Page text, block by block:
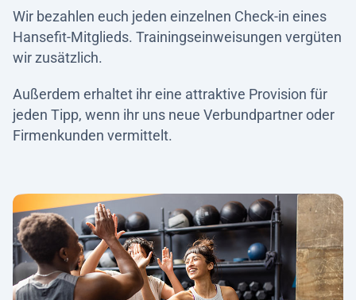
Wir bezahlen euch jeden einzelnen Check-in eines
Hansefit-Mitglieds. Trainingseinweisungen vergüten
wir zusätzlich.
Außerdem erhaltet ihr eine attraktive Provision für
jeden Tipp, wenn ihr uns neue Verbundpartner oder
Firmenkunden vermittelt.